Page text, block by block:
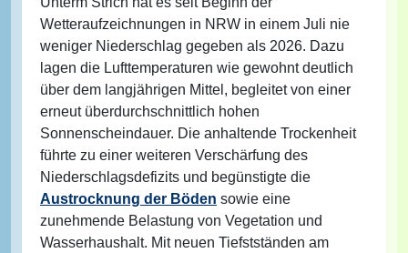
Wetteraufzeichnungen in NRW in einem Juli nie
weniger Niederschlag gegeben als 2026. Dazu
lagen die Lufttemperaturen wie gewohnt deutlich
über dem langjährigen Mittel, begleitet von einer
erneut überdurchschnittlich hohen
Sonnenscheindauer. Die anhaltende Trockenheit
führte zu einer weiteren Verschärfung des
Niederschlagsdefizits und begünstigte die
Austrocknung der Böden sowie eine
zunehmende Belastung von Vegetation und
Wasserhaushalt. Mit neuen Tiefstständen am